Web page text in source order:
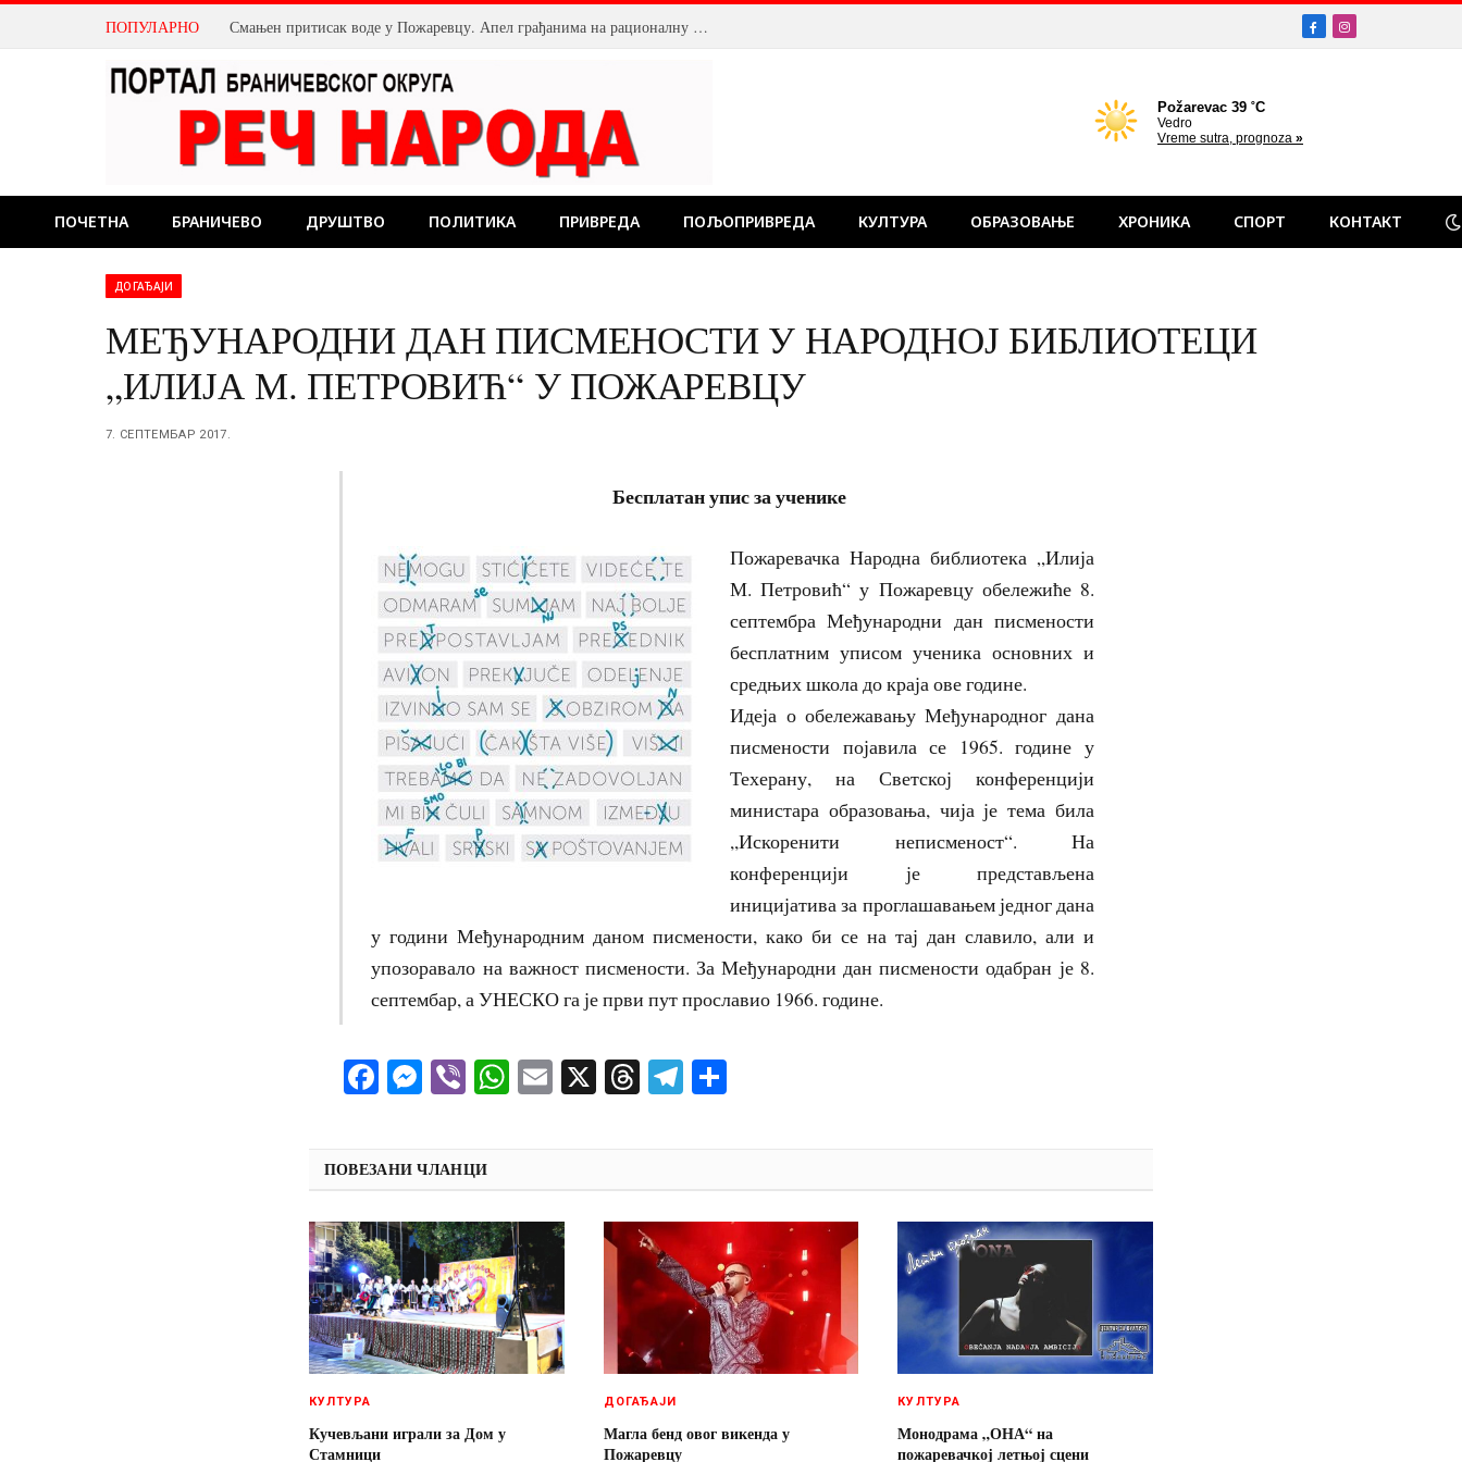
ПОПУЛАРНО Смањен притисак воде у Пожаревцу. Апел грађанима на рационалну потрошњу FacebookInstagram
ПОЧЕТНА БРАНИЧЕВО ДРУШТВО ПОЛИТИКА ПРИВРЕДА ПОЉОПРИВРЕДА КУЛТУРА ОБРАЗОВАЊЕ ХРОНИКА СПОРТ КОНТАКТ
ДОГАЂАЈИ
МЕЂУНАРОДНИ ДАН ПИСМЕНОСТИ У НАРОДНОЈ БИБЛИОТЕЦИ
„ИЛИЈА М. ПЕТРОВИЋ“ У ПОЖАРЕВЦУ
7. СЕПТЕМБАР 2017.
Бесплатан упис за ученике
Пожаревачка Народна библиотека „Илија
М. Петровић“ у Пожаревцу обележиће 8.
септембра Међународни дан писмености
бесплатним уписом ученика основних и
средњих школа до краја ове године.
Идеја о обележавању Међународног дана
писмености појавила се 1965. године у
Техерану, на Светској конференцији
министара образовања, чија је тема била
,,Искоренити неписменост“. На
конференцији је представљена
иницијатива за проглашавањем једног дана
у години Међународним даном писмености, како би се на тај дан славило, али и
упозоравало на важност писмености. За Међународни дан писмености одабран је 8.
септембар, а УНЕСКО га је први пут прославио 1966. године.
Facebook
Messenger
ViberWhatsApp
Email
X ThreadsTelegram
ПОВЕЗАНИ ЧЛАНЦИ
КУЛТУРА
Кучевљани играли за Дом у
Стамници
ДОГАЂАЈИ
Магла бенд овог викенда у
Пожаревцу
КУЛТУРА
Монодрама „ОНА“ на
пожаревачкој летњој сцени